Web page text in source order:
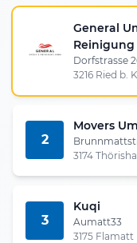
General
Reinigung
Dorfstrasse
3216 Ried b.
2
Movers
3174
3
Kuqi
Aumatt33
3175 Flamatt